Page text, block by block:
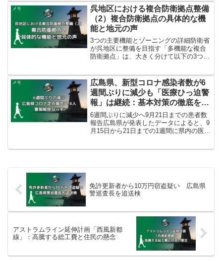
明けは初めてのことです。中国地方の梅
雨明けは、...
メモ
呉地区における複合防衛拠点整備
（2）複合防衛拠点の具体的な機
能と地元の声
3つの主要機能とゾーニングの詳細防衛省
が呉地区に整備を目指す「多機能な複合
防衛拠点」は、大きく分けて以下の3つの
む）で、防衛生産・技術基盤を担う企業
の誘致や防衛装備庁研究...
メモ
広島県、新型コロナ感染者数が6
週間ぶりに減少も「医療ひっ迫警
報」は継続：基本対策の徹底を呼
びかけ
6週間ぶりに減少へ9月21日までの患者数
報告広島県が発表したデータによると、9
月15日から21日までの1週間に県内の医療
免許更新者から10万円窃盗疑い 広島県
警巡査長を追送検
アストラムライン延伸計画「西風新都
線」：高騰する総工費と住民の懸念